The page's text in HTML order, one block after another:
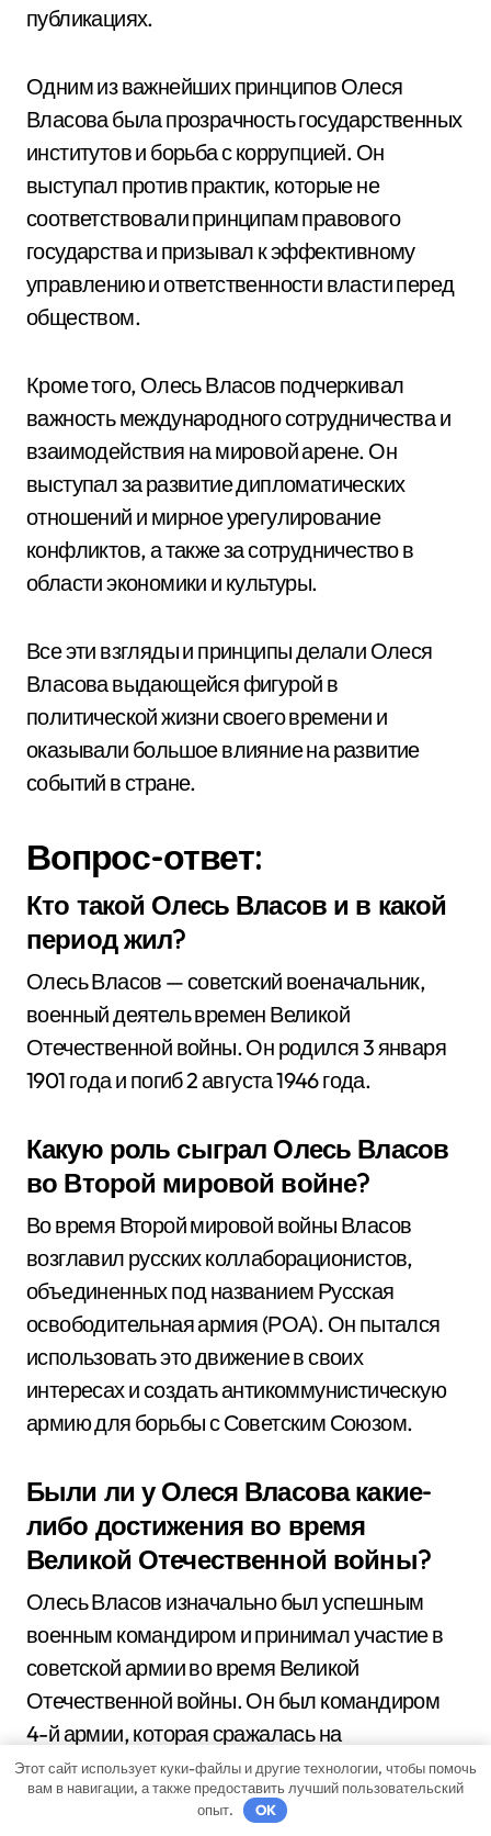
публикациях.
Одним из важнейших принципов Олеся
Власова была прозрачность государственных
институтов и борьба с коррупцией. Он
выступал против практик, которые не
соответствовали принципам правового
государства и призывал к эффективному
управлению и ответственности власти перед
обществом.
Кроме того, Олесь Власов подчеркивал
важность международного сотрудничества и
взаимодействия на мировой арене. Он
выступал за развитие дипломатических
отношений и мирное урегулирование
конфликтов, а также за сотрудничество в
области экономики и культуры.
Все эти взгляды и принципы делали Олеся
Власова выдающейся фигурой в
политической жизни своего времени и
оказывали большое влияние на развитие
событий в стране.
Вопрос-ответ:
Кто такой Олесь Власов и в какой
период жил?
Олесь Власов — советский военачальник,
военный деятель времен Великой
Отечественной войны. Он родился 3 января
1901 года и погиб 2 августа 1946 года.
Какую роль сыграл Олесь Власов
во Второй мировой войне?
Во время Второй мировой войны Власов
возглавил русских коллаборационистов,
объединенных под названием Русская
освободительная армия (РОА). Он пытался
использовать это движение в своих
интересах и создать антикоммунистическую
армию для борьбы с Советским Союзом.
Были ли у Олеся Власова какие-
либо достижения во время
Великой Отечественной войны?
Олесь Власов изначально был успешным
военным командиром и принимал участие в
советской армии во время Великой
Отечественной войны. Он был командиром
4-й армии, которая сражалась на
Ленинградском фронте, и получил награды за
вклад в битву при Москве.
Этот сайт использует куки-файлы и другие технологии, чтобы помочь
вам в навигации, а также предоставить лучший пользовательский
опыт.
OK